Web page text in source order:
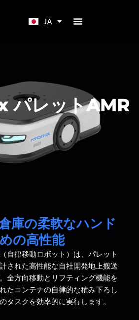
JA
KO
パレットAMR
庫の柔軟なハンド
の高性能
自律移動ロボット）は、パレット
された高性能な自社開発地上搬送
全方向移動とリフティング機能を
たコンテナの自律的な積み下ろし
タスクを効率的に実行します。